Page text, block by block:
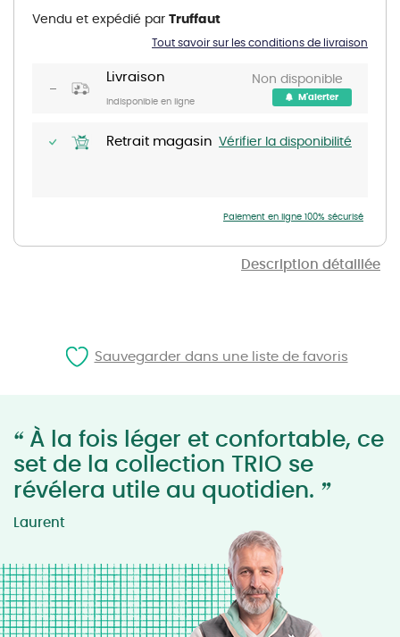
Description détaillée
beginning
Livraison
Indisponible en ligne
Non disponible
M'alerter
Retrait magasin Vérifier la disponibilité
Tout savoir sur les conditions de livraison
Vendu et expédié par Truffaut
Paiement en ligne 100% sécurisé
“ À la fois léger et confortable, ce
set de la collection TRIO se
révélera utile au quotidien. ”
Laurent
Sauvegarder dans une liste de favoris